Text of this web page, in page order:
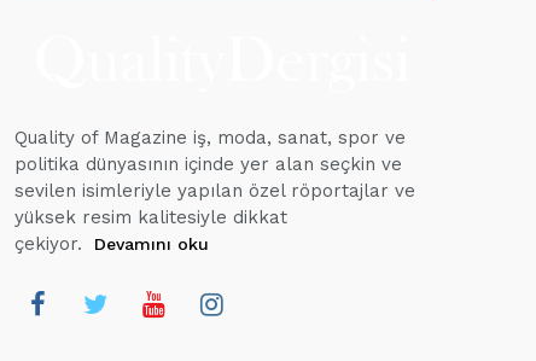
Quality of Magazine iş, moda, sanat, spor ve
politika dünyasının içinde yer alan seçkin ve
sevilen isimleriyle yapılan özel röportajlar ve
yüksek resim kalitesiyle dikkat
çekiyor.
Devamını oku